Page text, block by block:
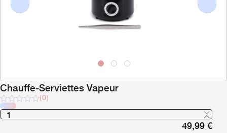
Previous Next
Chauffe-Serviettes Vapeur
Note
sur
(0)
49,99€